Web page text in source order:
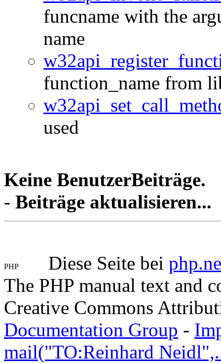
funcname with the
name
function_name from
used
Keine BenutzerBeiträge.
- Beiträge aktualisieren...
Diese Seite bei
The PHP manual text and
Creative Commons
Documentation Group -
mail("TO:Reinhard